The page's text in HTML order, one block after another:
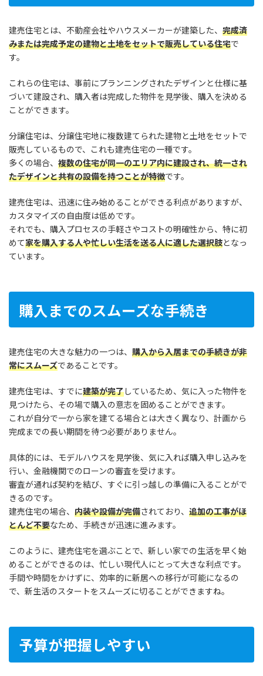
建売住宅とは、不動産会社やハウスメーカーが建築した、 完成済
みまたは完成予定の建物と土地をセットで販売している住宅で
す。
これらの住宅は、事前にプランニングされたデザインと仕様に基
づいて建設され、購入者は完成した物件を見学後、購入を決める
ことができます。
分譲住宅は、分譲住宅地に複数建てられた建物と土地をセットで
販売しているもので、これも建売住宅の一種です。
多くの場合、 複数の住宅が同一のエリア内に建設され、統一され
たデザインと共有の設備を持つことが特徴です。
建売住宅は、迅速に住み始めることができる利点がありますが、
カスタマイズの自由度は低めです。
それでも、購入プロセスの手軽さやコストの明確性から、特に初
めて家を購入する人や忙しい生活を送る人に適した選択肢となっ
ています。
購入までのスムーズな手続き
建売住宅の大きな魅力の一つは、 購入から入居までの手続きが非
常にスムーズであることです。
建売住宅は、すでに建築が完了しているため、気に入った物件を
見つけたら、その場で購入の意志を固めることができます。
これが自分で一から家を建てる場合とは大きく異なり、計画から
完成までの長い期間を待つ必要がありません。
具体的には、モデルハウスを見学後、気に入れば購入申し込みを
行い、金融機関でのローンの審査を受けます。
審査が通れば契約を結び、すぐに引っ越しの準備に入ることがで
きるのです。
建売住宅の場合、 内装や設備が完備されており、 追加の工事がほ
とんど不要なため、手続きが迅速に進みます。
このように、建売住宅を選ぶことで、新しい家での生活を早く始
めることができるのは、忙しい現代人にとって大きな利点です。
手間や時間をかけずに、効率的に新居への移行が可能になるの
で、新生活のスタートをスムーズに切ることができますね。
予算が把握しやすい